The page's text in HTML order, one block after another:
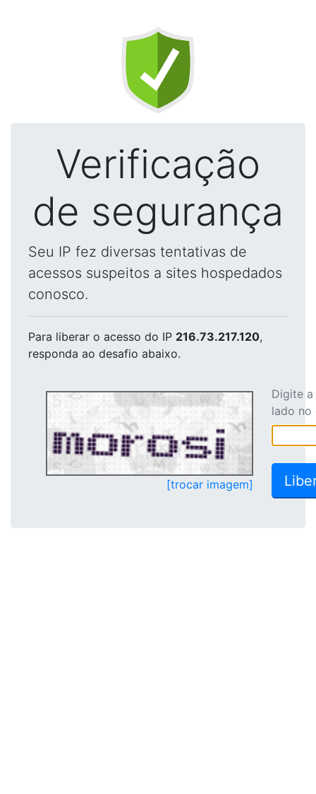
Verificação
de segurança
Seu IP fez diversas tentativas de
acessos suspeitos a sites hospedados
conosco.
Para liberar o acesso do IP 216.73.217.120,
responda ao desafio abaixo.
[trocar imagem]
Digite
lado no